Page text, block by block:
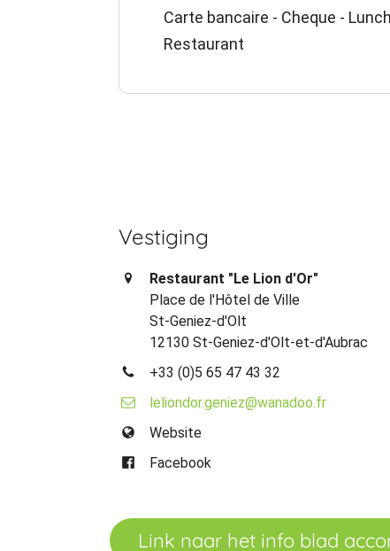
Carte bancaire - Cheque -
Restaurant
Vestiging
Restaurant "Le Lion d'Or"
Place de l'Hôtel de Ville
St-Geniez-d'Olt
12130 St-Geniez-d'Olt-et-d'Aubrac
+33 (0)5 65 47 43 32
leliondor.geniez@wanadoo.fr
Website
Facebook
Link naar het info blad